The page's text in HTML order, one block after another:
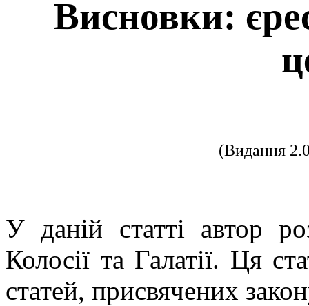
Висновки:
(Видання
У даній статті автор
Колосії та Галатії. Ця
статей, присвячених